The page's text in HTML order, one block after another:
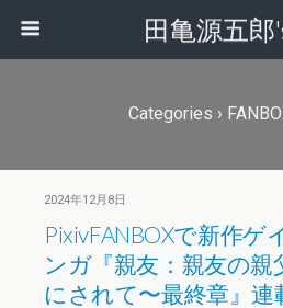
田亀源五郎
Categories ›
2024年12月8日
PixivFANBOXで新作ゲ
ンガ『親友：親友の親
にされて〜最終章』連